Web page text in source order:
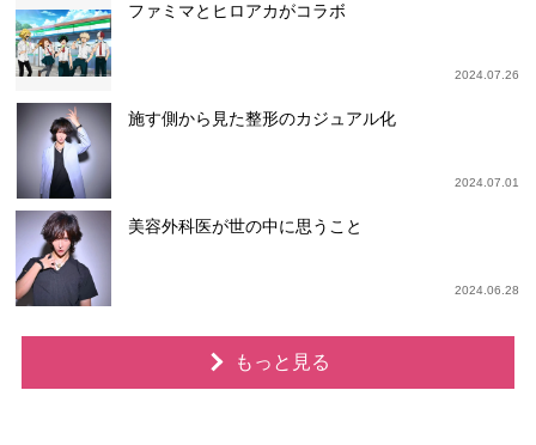
ファミマとヒロアカがコラボ
2024.07.26
施す側から見た整形のカジュアル化
2024.07.01
美容外科医が世の中に思うこと
2024.06.28
もっと見る